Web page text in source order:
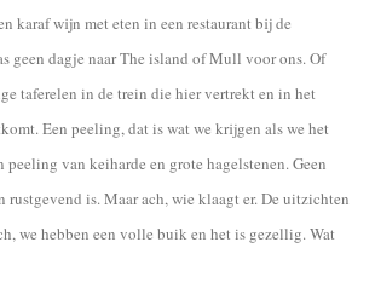
karaf wijn met eten in een restaurant bij de
geen dagje naar The island of Mull voor ons. Of
taferelen in de trein die hier vertrekt en in het
Een peeling, dat is wat we krijgen als we het
peeling van keiharde en grote hagelstenen. Geen
is. Maar ach, wie klaagt er. De uitzichten
we hebben een volle buik en het is gezellig. Wat